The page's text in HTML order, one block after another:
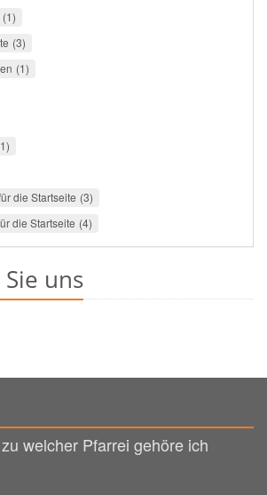
1
3
1
1
die Startseite 3
die Startseite 4
uns
welcher Pfarrei gehöre ich